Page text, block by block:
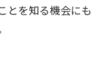
とを知る機会にも